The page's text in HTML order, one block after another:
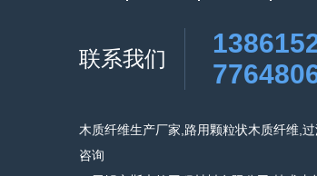
联系我们
木质纤维生产厂家,路用颗粒状木质纤维,
咨询